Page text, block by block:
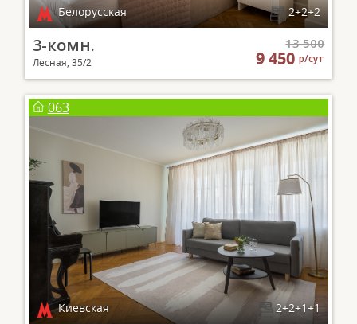
Белорусская 2+2+2
3-комн.
Лесная, 35/2
13 500
9 450р/сут
063
Киевская 2+2+1+1